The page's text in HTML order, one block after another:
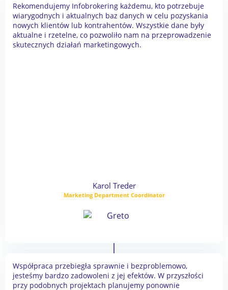
Rekomendujemy Infobrokering każdemu, kto potrzebuje
wiarygodnych i aktualnych baz danych w celu pozyskania
nowych klientów lub kontrahentów. Wszystkie dane były
aktualne i rzetelne, co pozwoliło nam na przeprowadzenie
skutecznych działań marketingowych.
Karol Treder
Marketing Department Coordinator
Współpraca przebiegła sprawnie i bezproblemowo,
jesteśmy bardzo zadowoleni z jej efektów. W przyszłości
przy podobnych projektach planujemy ponownie